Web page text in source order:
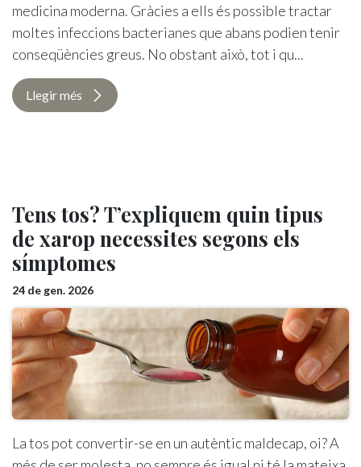
medicina moderna. Gràcies a ells és possible tractar
moltes infeccions bacterianes que abans podien tenir
conseqüències greus. No obstant això, tot i qu...
Llegir més
Tens tos? T’expliquem quin tipus
de xarop necessites segons els
símptomes
24 de gen. 2026
La tos pot convertir-se en un autèntic maldecap, oi? A